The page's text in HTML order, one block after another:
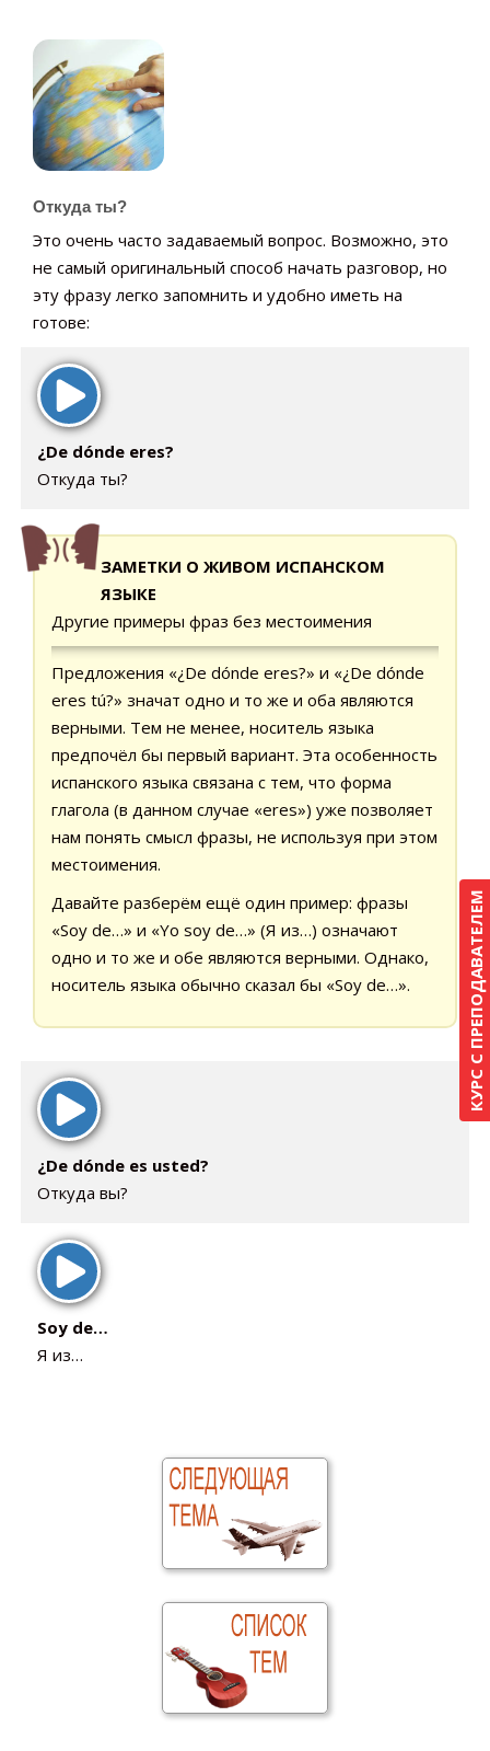
КУРС С ПРЕПОДАВАТЕЛЕМ
Откуда ты?
Это очень часто задаваемый вопрос. Возможно, это
не самый оригинальный способ начать разговор, но
эту фразу легко запомнить и удобно иметь на
готове:
¿De dónde eres?
Откуда ты?
ЗАМЕТКИ О ЖИВОМ ИСПАНСКОМ
ЯЗЫКЕ
Другие примеры фраз без местоимения
Предложения «¿De dónde eres?» и «¿De dónde
eres tú?» значат одно и то же и оба являются
верными. Тем не менее, носитель языка
предпочёл бы первый вариант. Эта особенность
испанского языка связана с тем, что форма
глагола (в данном случае «eres») уже позволяет
нам понять смысл фразы, не используя при этом
местоимения.
Давайте разберём ещё один пример: фразы
«Soy de…» и «Yo soy de…» (Я из…) означают
одно и то же и обе являются верными. Однако,
носитель языка обычно сказал бы «Soy de…».
¿De dónde es usted?
Откуда вы?
Soy de…
Я из…